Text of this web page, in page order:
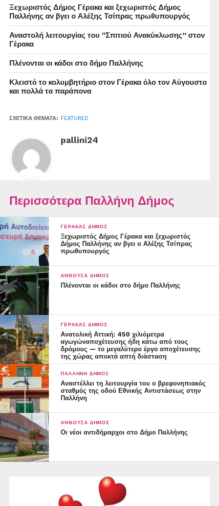
Ξεχωριστός Δήμος Γέρακα και ξεχωριστός Δήμος
Παλλήνης αν βγει ο Αλέξης Τσίπρας πρωθυπουργός
Αναστολή λειτουργίας του “Σπιτιού Ανακύκλωσης” στον
Γέρακα
Πλένονται οι κάδοι στο δήμο Παλλήνης
Κλειστό το κολυμβητήριο στον Γέρακα όλο τον Αύγουστο
και πολλά τα παράπονα
ΣΧΕΤΙΚΆ ΘΈΜΑΤΑ: FEATURED
pallini24
Περισσότερα Παλλήνη Δήμος
ΓΈΡΑΚΑΣ ΔΉΜΟΣ
Ξεχωριστός Δήμος Γέρακα και ξεχωριστός
Δήμος Παλλήνης αν βγει ο Αλέξης Τσίπρας
πρωθυπουργός
ΑΝΘΟΎΣΑ ΔΉΜΟΣ
Πλένονται οι κάδοι στο δήμο Παλλήνης
ΓΈΡΑΚΑΣ ΔΉΜΟΣ
Ανατολική Αττική: 450 χιλιόμετρα
αγωγώναποχέτευσης ήδη κάτω από τους
δρόμους — το μεγαλύτερο έργο αποχέτευσης
της χώρας αποκτά απτή διάσταση
ΠΑΛΛΉΝΗ ΔΉΜΟΣ
Αναστέλλει τη λειτουργία του ο βρεφονηπιακός
σταθμός της οδού Εθνικής Αντιστάσεως στην
Παλλήνη
ΑΝΘΟΎΣΑ ΔΉΜΟΣ
Οι νέοι αντιδήμαρχοι στο Δήμο Παλλήνης